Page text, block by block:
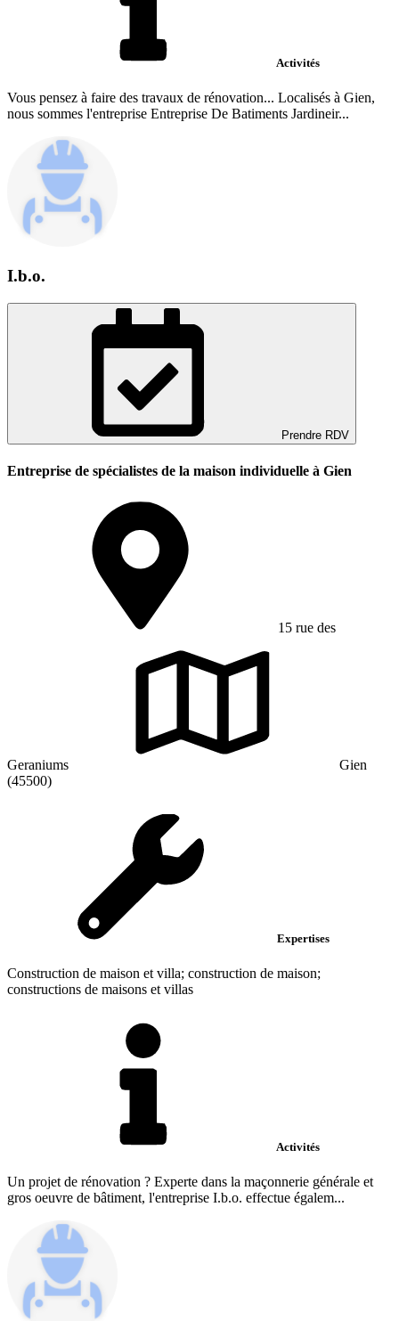
Activités
Vous pensez à faire des travaux de rénovation... Localisés à Gien,
nous sommes l'entreprise Entreprise De Batiments Jardineir...
I.b.o.
Prendre RDV
Entreprise de spécialistes de la maison individuelle à Gien
15 rue des
Geraniums
Gien
(45500)
Expertises
Construction de maison et villa; construction de maison;
constructions de maisons et villas
Activités
Un projet de rénovation ? Experte dans la maçonnerie générale et
gros oeuvre de bâtiment, l'entreprise I.b.o. effectue égalem...